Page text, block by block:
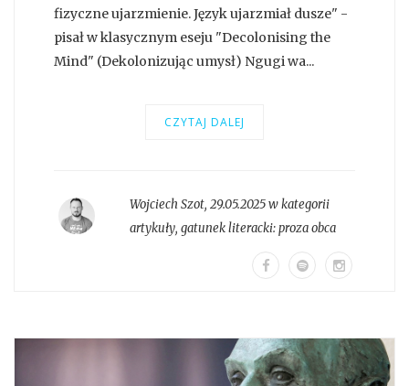
fizyczne ujarzmienie. Język ujarzmiał dusze" -
pisał w klasycznym eseju "Decolonising the
Mind" (Dekolonizując umysł) Ngugi wa...
CZYTAJ DALEJ
Wojciech Szot, 29.05.2025 w kategorii
artykuły, gatunek literacki:proza obca